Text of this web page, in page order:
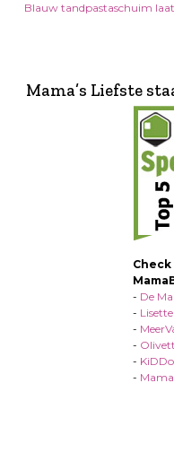
Blauw tandpastaschuim
Mama’s Liefste
- De
-
-
-
-
-